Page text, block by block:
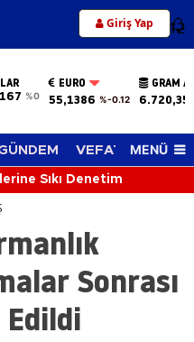
Giriş Yap 12
%0
EURO
55,1386 %-0.12
GRAM
6.720,35
VEFAT EDENLER
MENÜ
Sıkı Denetim
Sonrası